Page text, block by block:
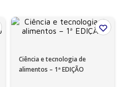
Ciência e tecnologia de
alimentos – 1ª EDIÇÃO